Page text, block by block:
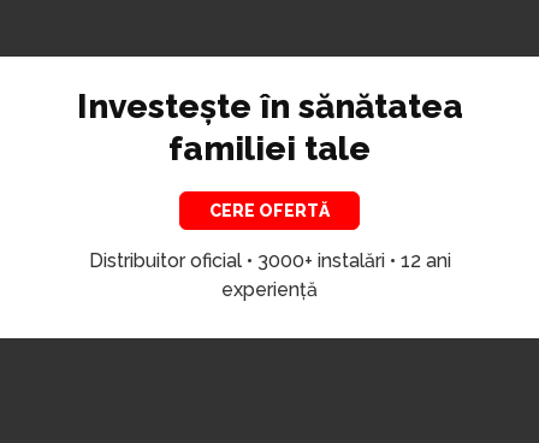
Investește în sănătatea
familiei tale
CERE OFERTĂ
Distribuitor oficial • 3000+ instalări • 12 ani
experiență